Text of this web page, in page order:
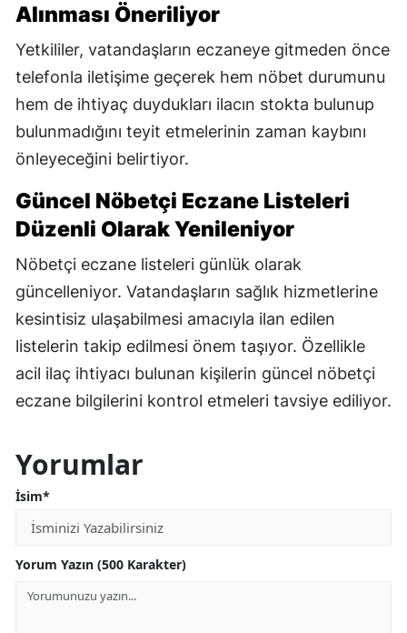
Alınması Öneriliyor
Yetkililer, vatandaşların eczaneye gitmeden önce
telefonla iletişime geçerek hem nöbet durumunu
hem de ihtiyaç duydukları ilacın stokta bulunup
bulunmadığını teyit etmelerinin zaman kaybını
önleyeceğini belirtiyor.
Güncel Nöbetçi Eczane Listeleri
Düzenli Olarak Yenileniyor
Nöbetçi eczane listeleri günlük olarak
güncelleniyor. Vatandaşların sağlık hizmetlerine
kesintisiz ulaşabilmesi amacıyla ilan edilen
listelerin takip edilmesi önem taşıyor. Özellikle
acil ilaç ihtiyacı bulunan kişilerin güncel nöbetçi
eczane bilgilerini kontrol etmeleri tavsiye ediliyor.
Yorumlar
İsim*
Yorum Yazın (500 Karakter)